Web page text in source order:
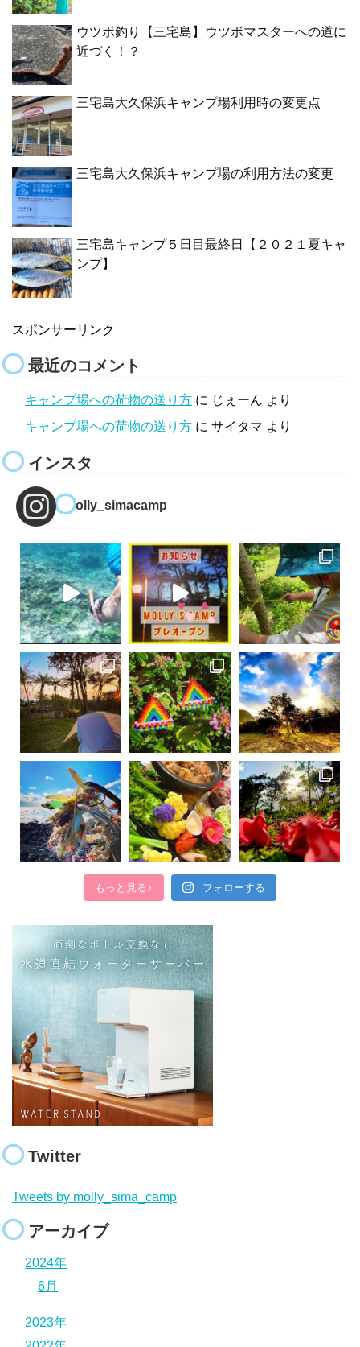
ウツボ釣り【三宅島】ウツボマスターへの道に
近づく！？
三宅島大久保浜キャンプ場利用時の変更点
三宅島大久保浜キャンプ場の利用方法の変更
三宅島キャンプ５日目最終日【２０２１夏キャ
ンプ】
スポンサーリンク
最近のコメント
キャンプ場への荷物の送り方 に じぇーん より
キャンプ場への荷物の送り方 に サイタマ より
インスタ
molly_simacamp
もっと見る♪ フォローする
Twitter
Tweets by molly_sima_camp
アーカイブ
2024年
6月
2023年